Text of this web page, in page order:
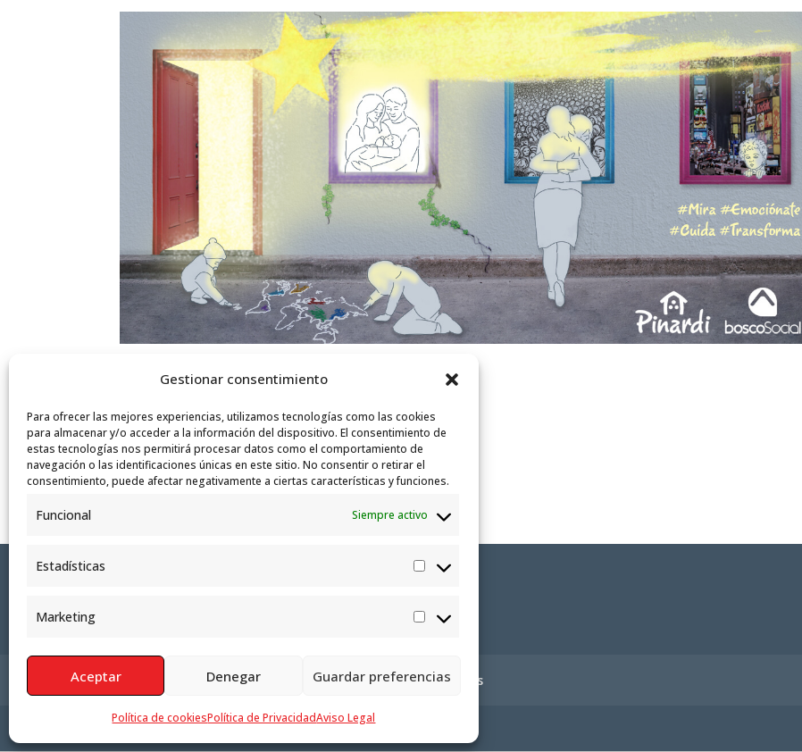
Gestionar consentimiento
Para ofrecer las mejores experiencias, utilizamos tecnologías como las cookies
para almacenar y/o acceder a la información del dispositivo. El consentimiento de
estas tecnologías nos permitirá procesar datos como el comportamiento de
navegación o las identificaciones únicas en este sitio. No consentir o retirar el
consentimiento, puede afectar negativamente a ciertas características y funciones.
Funcional Siempre activo
Estadísticas
Estadísticas
Marketing
Marketing
Aceptar Denegar Guardar preferencias
Política de cookiesPolítica de PrivacidadAviso Legal
¡Feliz año 2020!
porpinardi|Dic 27, 2019|NOTICIAS
Política de Privacidad Aviso Legal Política de cookies